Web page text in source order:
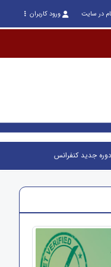
در سایت ورود کاربران
دوره جدید کنفرانس